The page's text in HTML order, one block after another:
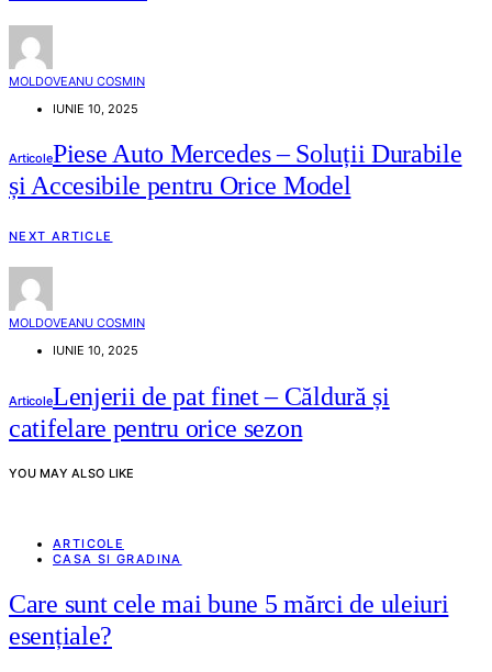
MOLDOVEANU COSMIN
IUNIE 10, 2025
ArticolePiese Auto Mercedes – Soluții Durabile
și Accesibile pentru Orice Model
NEXT ARTICLE
MOLDOVEANU COSMIN
IUNIE 10, 2025
ArticoleLenjerii de pat finet – Căldură și
catifelare pentru orice sezon
YOU MAY ALSO LIKE
ARTICOLE
CASA SI GRADINA
Care sunt cele mai bune 5 mărci de uleiuri
esențiale?